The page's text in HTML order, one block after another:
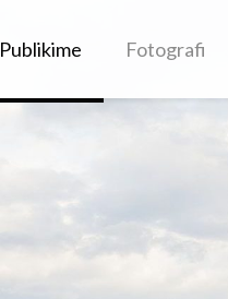
Publikime Fotografi